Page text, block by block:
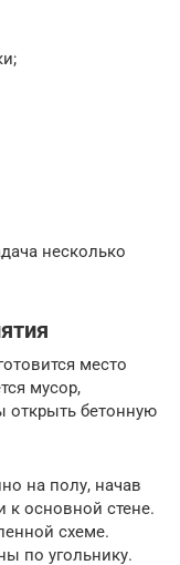
несколько
место
мусор,
открыть бетонную
на полу, начав
к основной стене.
схеме.
по угольнику.